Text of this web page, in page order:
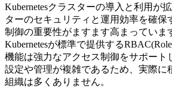
Kubernetesクラスターの導入と利用が
ターのセキュリティと運用効率を確保
制御の重要性がますます高まっていま
Kubernetesが標準で提供する
機能は強力なアクセス制御をサポート
設定や管理が複雑であるため、実際に
組織は多くありません。